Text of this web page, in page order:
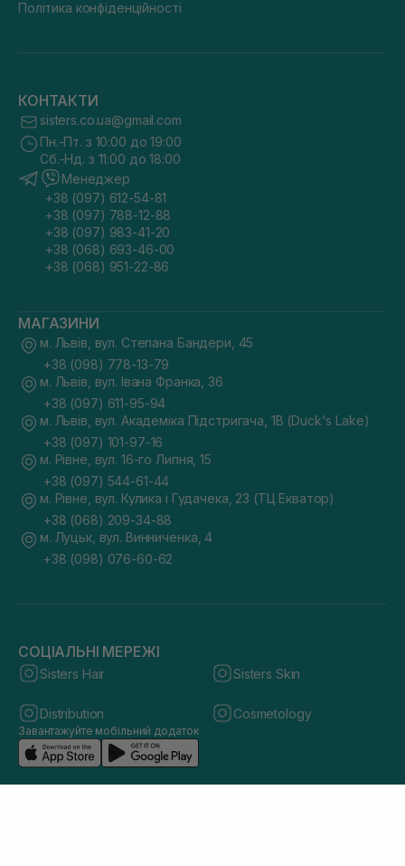
Політика конфіденційності
КОНТАКТИ
sisters.co.ua@gmail.com
Пн.-Пт. з 10:00 до 19:00
Сб.-Нд. з 11:00 до 18:00
Менеджер
+38 (097) 612-54-81
+38 (097) 788-12-88
+38 (097) 983-41-20
+38 (068) 693-46-00
+38 (068) 951-22-86
МАГАЗИНИ
м. Львів, вул. Степана Бандери, 45
+38 (098) 778-13-79
м. Львів, вул. Івана Франка, 36
+38 (097) 611-95-94
м. Львів, вул. Академіка Підстригача, 1В (Duck's Lake)
+38 (097) 101-97-16
м. Рівне, вул. 16-го Липня, 15
+38 (097) 544-61-44
м. Рівне, вул. Кулика і Гудачека, 23 (ТЦ Екватор)
+38 (068) 209-34-88
м. Луцьк, вул. Винниченка, 4
+38 (098) 076-60-62
СОЦІАЛЬНІ МЕРЕЖІ
Sisters Hair Sisters Skin
Distribution Cosmetology
Завантажуйте мобільний додаток